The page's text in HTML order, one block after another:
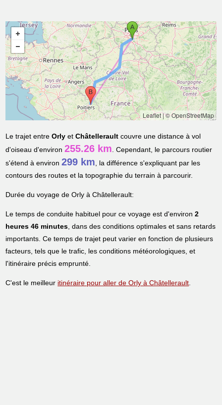
Leaflet|© OpenStreetMap
Le trajet entreOrly etChâtellerault couvre une distance à vol
d'oiseau d'environ255.26 km. Cependant, le parcours routier
s'étend à environ299 km, la différence s'expliquant par les
contours des routes et la topographie du terrain à parcourir.
Durée du voyage de Orly à Châtellerault:
Le temps de conduite habituel pour ce voyage est d'environ2
heures 46 minutes, dans des conditions optimales et sans retards
importants. Ce temps de trajet peut varier en fonction de plusieurs
facteurs, tels que le trafic, les conditions météorologiques, et
l'itinéraire précis emprunté.
C'est le meilleur itinéraire pour aller de Orly à Châtellerault.